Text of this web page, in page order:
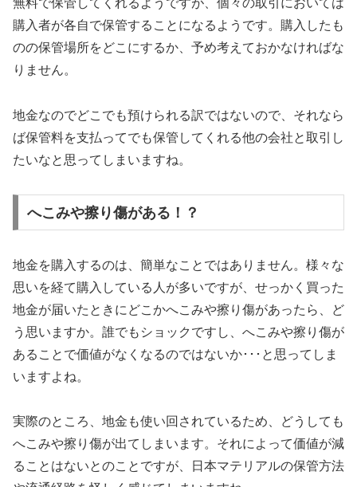
無料で保管してくれるようですが、個々の取引においては
購入者が各自で保管することになるようです。購入したも
のの保管場所をどこにするか、予め考えておかなければな
りません。
地金なのでどこでも預けられる訳ではないので、それなら
ば保管料を支払ってでも保管してくれる他の会社と取引し
たいなと思ってしまいますね。
へこみや擦り傷がある！？
地金を購入するのは、簡単なことではありません。様々な
思いを経て購入している人が多いですが、せっかく買った
地金が届いたときにどこかへこみや擦り傷があったら、ど
う思いますか。誰でもショックですし、へこみや擦り傷が
あることで価値がなくなるのではないか･･･と思ってしま
いますよね。
実際のところ、地金も使い回されているため、どうしても
へこみや擦り傷が出てしまいます。それによって価値が減
ることはないとのことですが、日本マテリアルの保管方法